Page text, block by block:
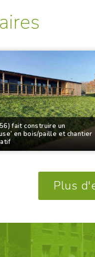
fait construire un
en bois/paille et chantier
Plus